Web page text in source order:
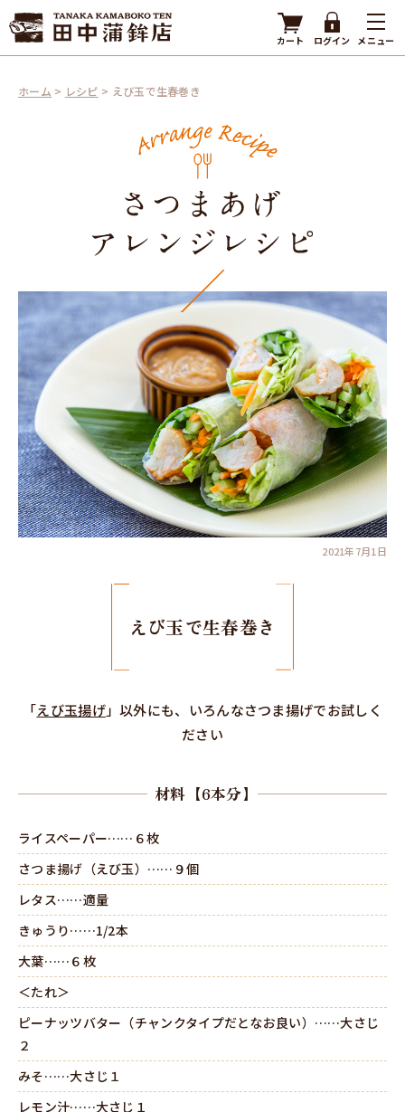
カート ログイン メニュー
ホーム > レシピ > えび玉で生春巻き
2021年7月1日
えび玉で生春巻き
「えび玉揚げ」以外にも、いろんなさつま揚げでお試しく
ださい
材料【6本分】
ライスペーパー……６枚
さつま揚げ（えび玉）……９個
レタス……適量
きゅうり……1/2本
大葉……６枚
＜たれ＞
ピーナッツバター（チャンクタイプだとなお良い）……大さじ
２
みそ……大さじ１
レモン汁……大さじ１